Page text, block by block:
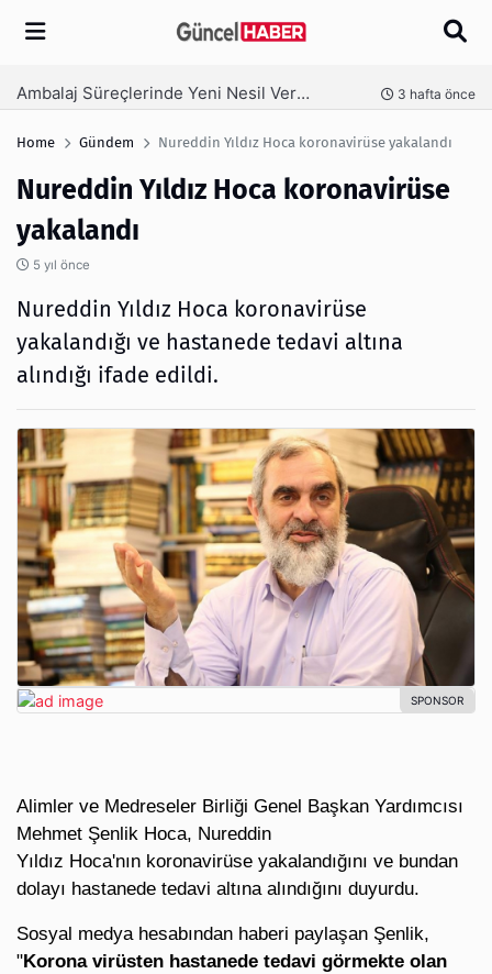
Arama
Ambalaj Süreçlerinde Yeni Nesil Verimliliği Olimpack ile Yakalayın 3 hafta önce
Home Gündem Nureddin Yıldız Hoca koronavirüse yakalandı
Nureddin Yıldız Hoca koronavirüse
yakalandı
5 yıl önce
Nureddin Yıldız Hoca koronavirüse
yakalandığı ve hastanede tedavi altına
alındığı ifade edildi.
Alimler ve Medreseler Birliği Genel Başkan Yardımcısı
Mehmet Şenlik Hoca, Nureddin
Yıldız Hoca'nın koronavirüse yakalandığını ve bundan
dolayı hastanede tedavi altına alındığını duyurdu.
Sosyal medya hesabından haberi paylaşan Şenlik,
"Korona virüsten hastanede tedavi görmekte olan